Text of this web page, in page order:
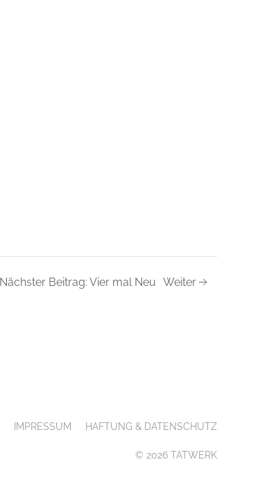
Nächster Beitrag: Vier mal Neu Weiter
IMPRESSUM HAFTUNG & DATENSCHUTZ
© 2026 TATWERK